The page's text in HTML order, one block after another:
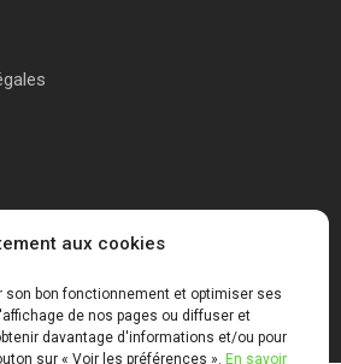
aux cookies
bon fonctionnement et optimiser ses
de nos pages ou diffuser et
davantage d'informations et/ou pour
sur « Voir les préférences ». En savoir